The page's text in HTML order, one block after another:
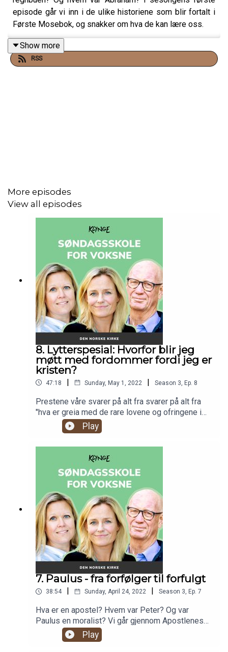
episode går vi inn i de ulike historiene som blir fortalt i
Første Mosebok, og snakker om hva de kan lære oss.
Show more
RSS
More episodes
View all episodes
8. Lytterspesial: Hvorfor blir jeg
møtt med fordommer fordi jeg er
kristen?
47:18 | Sunday, May 1, 2022 | Season 3, Ep. 8
Prestene våre svarer på alt fra svarer på alt fra
"hva er greia med de rare lovene og ofringene i
Mosebøkene", og "ble det full oppstandelse i
dødsriket da Jesus kom Langfredag", til "er det
greit å lese Det gamle testamentet bare for
underholdningens del". I sesongens siste
episode har vi hentet inn spørsmål fra lytterne
våre, og svarer på dette og mye mer!
Play
7. Paulus - fra forfølger til forfulgt
38:54 | Sunday, April 24, 2022 | Season 3, Ep. 7
Hva er en apostel? Hvem var Peter? Og var
Paulus en moralist? Vi går gjennom Apostlenes
gjerninger, og snakker om hvem Paulus var,
hvordan han påvirker kristendommen og hvilke
Play